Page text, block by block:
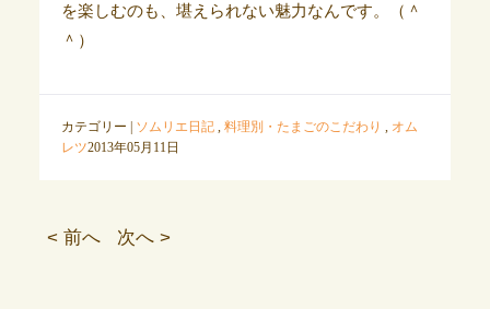
を楽しむのも、堪えられない魅力なんです。（＾
＾）
カテゴリー | ソムリエ日記, 料理別・たまごのこだわり
オム
レツ2013年05月11日
< 前へ 次へ >